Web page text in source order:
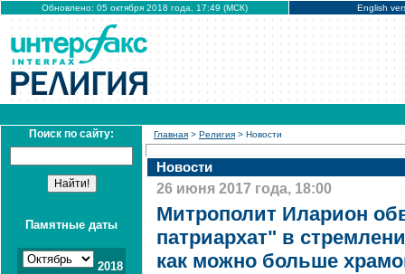
Обновлено: 05 октября 2018 года, 17:49 (МСК) English
Поиск по сайту:
Памятные даты
2018
Главная > Религия > Новости
Новости
26 июня 2017 года, 18:00
Митрополит Иларион
патриархат" в
как можно больше